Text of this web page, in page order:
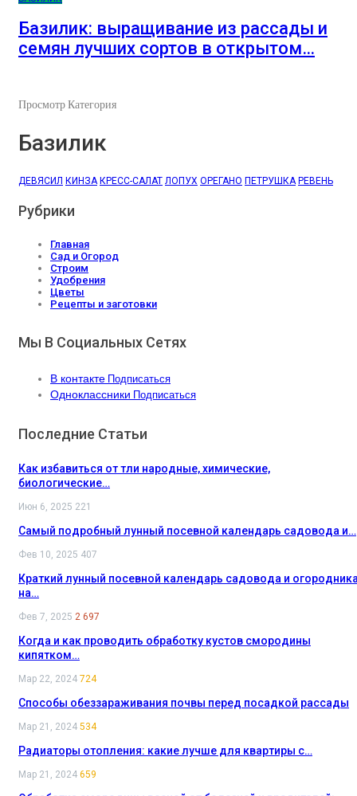
Базилик: выращивание из рассады и
семян лучших сортов в открытом…
Просмотр Категория
Базилик
ДЕВЯСИЛ КИНЗА КРЕСС-САЛАТ ЛОПУХ ОРЕГАНО ПЕТРУШКА РЕВЕНЬ
Рубрики
Главная
Сад и Огород
Строим
Удобрения
Цветы
Рецепты и заготовки
Мы В Социальных Сетях
В контакте Подписаться
Одноклассники Подписаться
Последние Статьи
Как избавиться от тли народные, химические,
биологические…
Июн 6, 2025 221
Самый подробный лунный посевной календарь садовода и…
Фев 10, 2025 407
Краткий лунный посевной календарь садовода и
на…
Фев 7, 2025 2 697
Когда и как проводить обработку кустов смородины
кипятком…
Мар 22, 2024 724
Способы обеззараживания почвы перед посадкой рассады
Мар 21, 2024 534
Радиаторы отопления: какие лучше для квартиры с…
Мар 21, 2024 659